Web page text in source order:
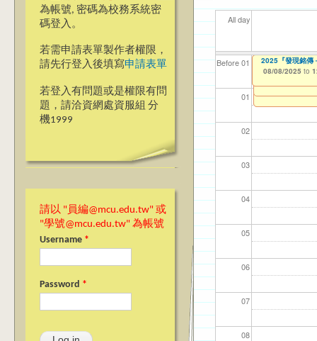
為帳號, 密碼為校務系統密
碼登入。
若需申請表單製作者權限，
請先行登入後填寫申請表單
若登入有問題或是權限有問
題，請洽資網處資服組 分
機1999
請以 "員編@mcu.edu.tw" 或
"學號@mcu.edu.tw" 為帳號
Username *
Password *
All day
Before 01
01
02
03
04
05
06
07
08
【資網處】
整合系統～表單
我愛銘傳我愛養
校區)
【財務處】工讀
11/12/2021 to
【財
11/
114
04/
114
02/
114
03/
【教學暨學習資
08/05/2025 to
2025『發現銘傳
08/08/2025 to